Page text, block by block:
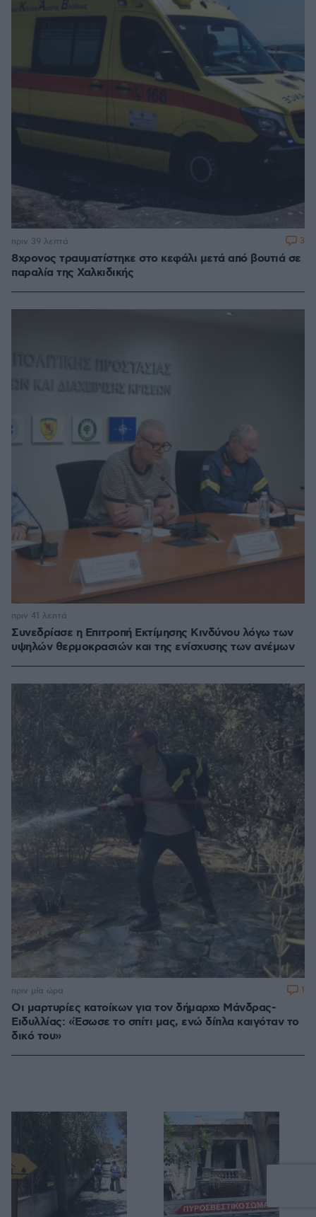
8χρονος τραυματίστηκε στο κεφάλι μετά από βουτιά σε
παραλία της Χαλκιδικής
πριν 39 λεπτά 3
Συνεδρίασε η Επιτροπή Εκτίμησης Κινδύνου λόγω των
υψηλών θερμοκρασιών και της ενίσχυσης των ανέμων
πριν 41 λεπτά
Οι μαρτυρίες κατοίκων για τον δήμαρχο Μάνδρας-
Ειδυλλίας: «Έσωσε το σπίτι μας, ενώ δίπλα καιγόταν το
δικό του»
πριν μία ώρα 1